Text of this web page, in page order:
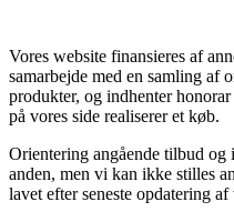
Vores website finansieres af
samarbejde med en samling af
produkter, og indhenter
på vores side realiserer et køb.
Orientering angående tilbud
anden, men vi kan ikke stilles
lavet efter seneste opdatering